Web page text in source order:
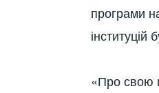
програми
«Про свою